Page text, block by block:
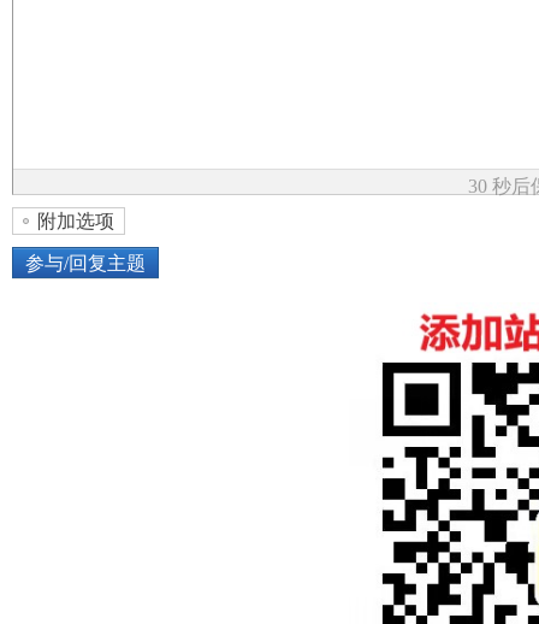
30 秒后
附加选项
参与/回复主题
或将图片直接拖到这里